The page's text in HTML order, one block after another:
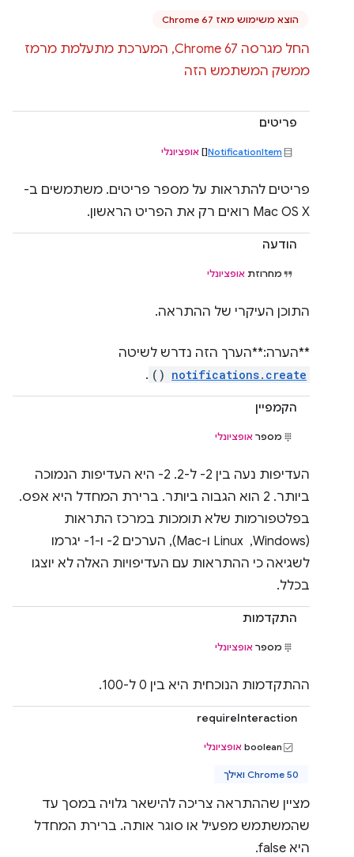
הוצא משימוש מאז Chrome 67
החל מגרסה Chrome 67, המערכת מתעלמת מרמז
ממשק המשתמש הזה
פריטים
NotificationItem
[] אופציונלי
פריטים להתראות על מספר פריטים. משתמשים ב-
Mac OS X רואים רק את הפריט הראשון.
הודעה
מחרוזת אופציונלי
התוכן העיקרי של ההתראה.
**הערה:**הערך הזה נדרש לשיטה
notifications.create
()
.
הקמפיין
מספר אופציונלי
העדיפות נעה בין ‎-2 ל-2. ‫‎-2 היא העדיפות הנמוכה
ביותר. ‫2 הוא הגבוה ביותר. ברירת המחדל היא אפס.
בפלטפורמות שלא תומכות במרכז התראות
(Windows, ‏ Linux ו-Mac), הערכים ‎-2 ו-‎-1 יגרמו
לשגיאה כי ההתראות עם העדיפויות האלה לא יוצגו
בכלל.
התקדמות
מספר אופציונלי
ההתקדמות הנוכחית היא בין 0 ל-100.
requireInteraction
boolean אופציונלי
Chrome 50 ואילך
מציין שההתראה צריכה להישאר גלויה במסך עד
שהמשתמש מפעיל או סוגר אותה. ברירת המחדל
היא false.